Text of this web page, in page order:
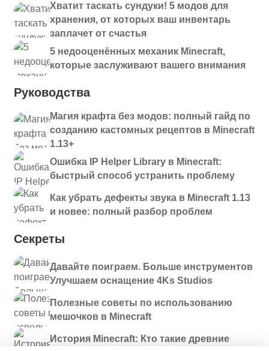
Хватит таскать сундуки! 5 модов для
хранения, от которых ваш инвентарь
заплачет от счастья
5 недооценённых механик Minecraft,
которые заслуживают вашего внимания
Руководства
Магия крафта без модов: полный гайд по
созданию кастомных рецептов в Minecraft
1.13+
Ошибка IP Helper Library в Minecraft:
быстрый способ устранить проблему
Как убрать дефекты звука в Minecraft 1.13
и новее: полный разбор проблем
Секреты
Давайте поиграем. Больше инструментов
Улучшаем оснащение 4Ks Studios
Полезные советы по использованию
мешочков в Minecraft
История Minecraft: Кто такие древние